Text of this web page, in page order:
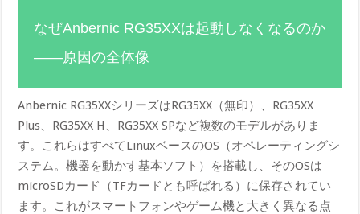
なぜAnbernic RG35XXは起動しなくなるのか
――原因の全体像
Anbernic RG35XXシリーズはRG35XX（無印）、RG35XX
Plus、RG35XX H、RG35XX SPなど複数のモデルがありま
す。これらはすべてLinuxベースのOS（オペレーティングシ
ステム。機器を動かす基本ソフト）を搭載し、そのOSは
microSDカード（TFカードとも呼ばれる）に保存されてい
ます。これがスマートフォンやゲーム機と大きく異なる点